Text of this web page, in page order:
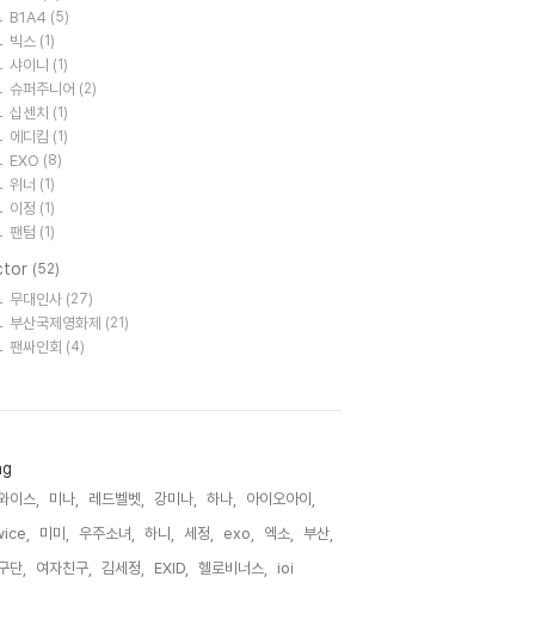
B1A4 (5)
빅스 (1)
샤이니 (1)
슈퍼주니어 (2)
십센치 (1)
에디킴 (1)
EXO (8)
위너 (1)
이정 (1)
팬텀 (1)
(52)
무대인사 (27)
부산국제영화제 (21)
팬싸인회 (4)
이스, 미나, 레드벨벳, 강미나, 하나,
아이오아이,
미미, 우주소녀, 하니, 세정, exo, 엑소,
부산,
단,
여자친구, 김세정, EXID, 헬로비너스, ioi,